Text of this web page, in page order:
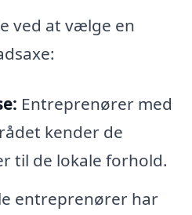
ved at vælge en
Entreprenører med
kender de
til de lokale forhold.
entreprenører har